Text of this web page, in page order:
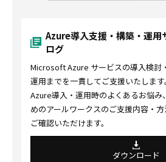
Azure導入支援・構築・運用
ログ
Microsoft Azure サービスの導入検討
運用までを一貫してご支援いたします。
Azure導入・運用時のよくあるお悩み
めのアールワークスのご支援内容・
ご確認いただけます。
ダウンロード